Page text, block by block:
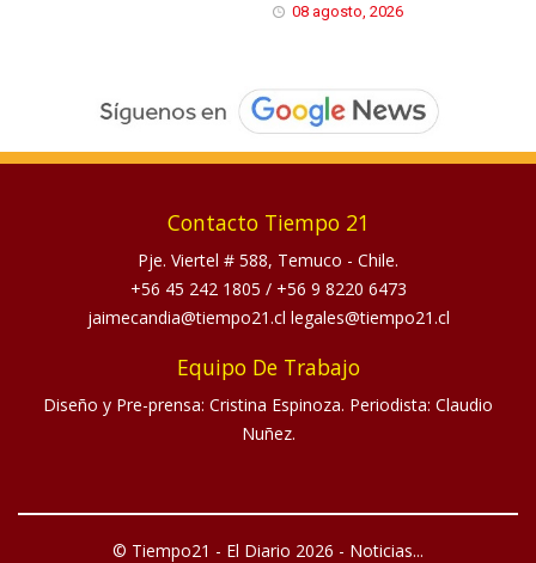
08 agosto, 2026
Contacto Tiempo 21
Pje. Viertel # 588, Temuco - Chile.
+56 45 242 1805 / +56 9 8220 6473
jaimecandia@tiempo21.cl legales@tiempo21.cl
Equipo De Trabajo
Diseño y Pre-prensa: Cristina Espinoza. Periodista: Claudio
Nuñez.
© Tiempo21 - El Diario 2026 - Noticias...